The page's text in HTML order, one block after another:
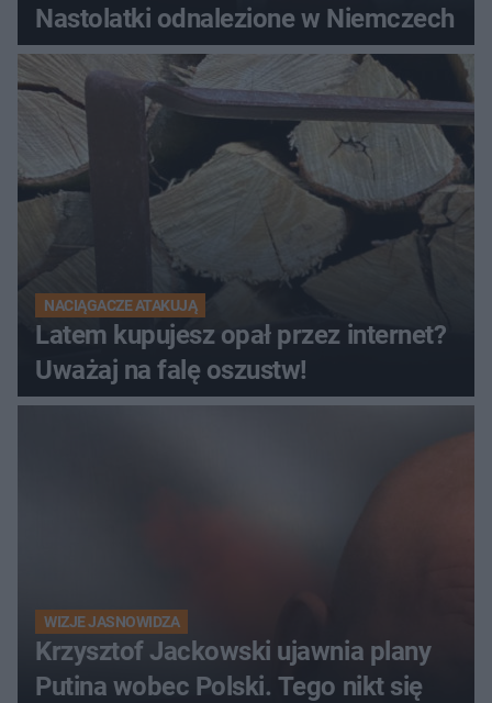
Nastolatki odnalezione w Niemczech
NACIĄGACZE ATAKUJĄ
Latem kupujesz opał przez internet?
Uważaj na falę oszustw!
WIZJE JASNOWIDZA
Krzysztof Jackowski ujawnia plany
Putina wobec Polski. Tego nikt się